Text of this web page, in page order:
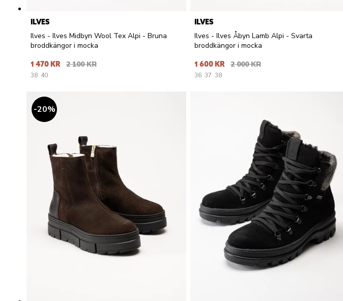
ILVES
Ilves - Ilves Midbyn Wool Tex Alpi - Bruna
broddkängor i mocka
1 470 KR 2 100 KR
38 40
ILVES
Ilves - Ilves Åbyn Lamb Alpi - Svarta
broddkängor i mocka
1 600 KR 2 000 KR
36 37 38
20%